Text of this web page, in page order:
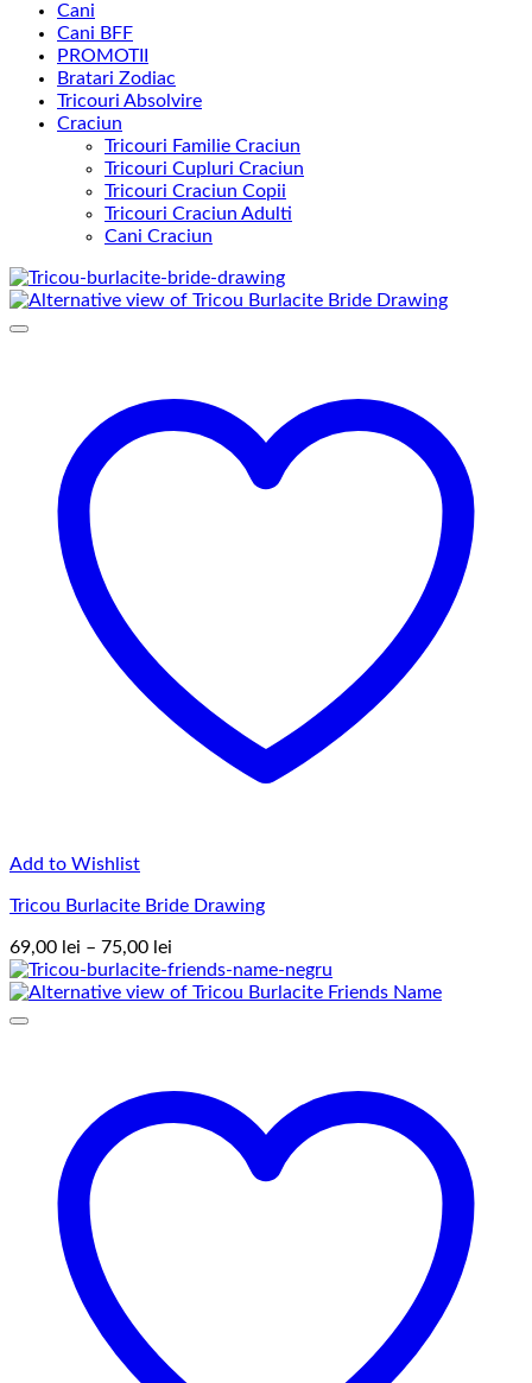
Cani
Cani BFF
PROMOTII
Bratari Zodiac
Tricouri Absolvire
Craciun
Tricouri Familie Craciun
Tricouri Cupluri Craciun
Tricouri Craciun Copii
Tricouri Craciun Adulti
Cani Craciun
Add to Wishlist
Tricou Burlacite Bride Drawing
69,00 lei – 75,00 lei
de
prețuri: